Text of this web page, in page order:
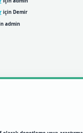
için Demir
admin